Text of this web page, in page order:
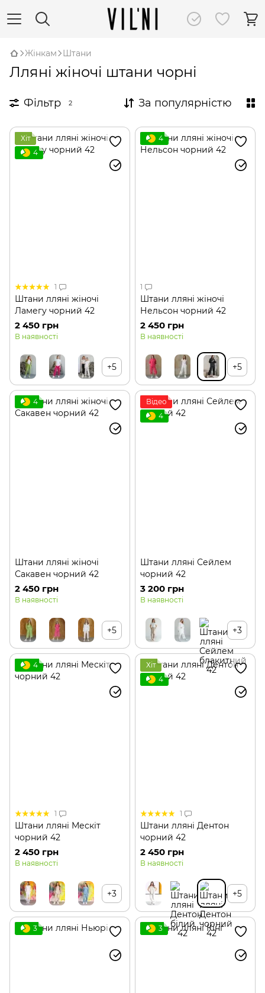
Жінкам Штани
Лляні жіночі штани чорні
Фільтр 2 За популярністю
Хіт
4
1
Штани лляні жіночі
Ламегу чорний 42
2 450 грн
В наявності
+5
4
1
Штани лляні жіночі
Нельсон чорний 42
2 450 грн
В наявності
+5
4
Штани лляні жіночі
Сакавен чорний 42
2 450 грн
В наявності
+5
Відео
4
Штани лляні Сейлем
чорний 42
3 200 грн
В наявності
+3
4
1
Штани лляні Мескіт
чорний 42
2 450 грн
В наявності
+3
Хіт
4
1
Штани лляні Дентон
чорний 42
2 450 грн
В наявності
+5
3 3